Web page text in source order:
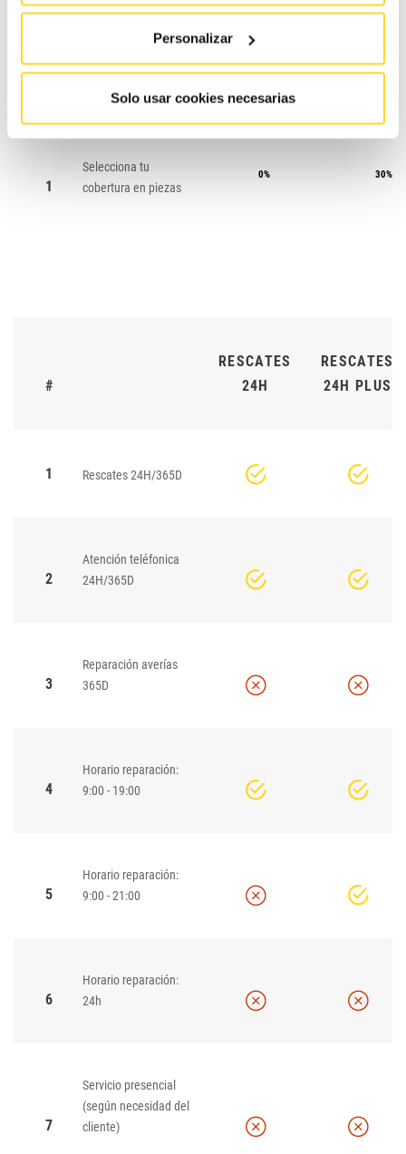
Personalizar
Solo usar cookies necesarias
MAX
1
Selecciona tu
cobertura en piezas
0% 30%
#
RESCATES
24H
RESCATES
24H PLUS
1 Rescates 24H/365D
2
Atención teléfonica
24H/365D
3
Reparación averías
365D
4
Horario reparación:
9:00 - 19:00
5
Horario reparación:
9:00 - 21:00
6
Horario reparación:
24h
7
Servicio presencial
(según necesidad del
cliente)